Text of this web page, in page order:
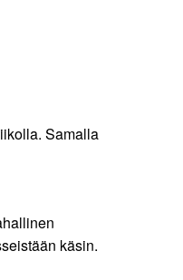
Samalla
käsin.